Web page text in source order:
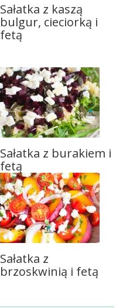
Sałatka z kaszą
bulgur, cieciorką i
fetą
Sałatka z burakiem i
fetą
Sałatka z
brzoskwinią i fetą